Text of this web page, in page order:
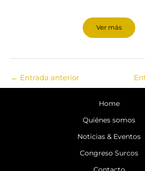
Ver más
← Entrada anterior
Home
Quiénes somos
Noticias & Eventos
Congreso Surcos
Contacto